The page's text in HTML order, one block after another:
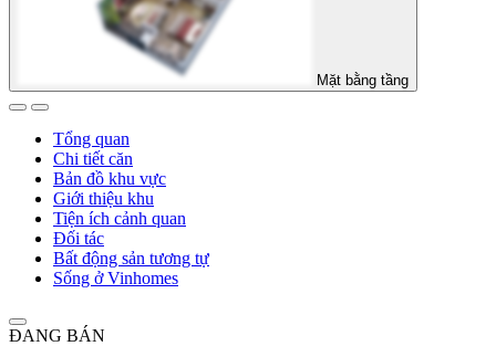
Mặt bằng tầng
Tổng quan
Chi tiết căn
Bản đồ khu vực
Giới thiệu khu
Tiện ích cảnh quan
Đối tác
Bất động sản tương tự
Sống ở Vinhomes
ĐANG BÁN